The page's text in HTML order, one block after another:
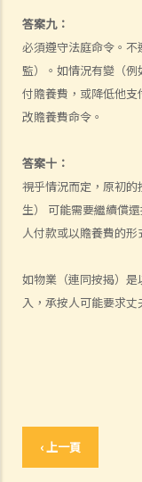
答案九：
必須遵守法庭命令。
監）。如情況有變（
付贍養費，或降低他
改贍養費命令。
答案十：
視乎情況而定，原初
生） 可能需要繼續償
人付款或以贍養費的形
如物業（連同按揭）
入，承按人可能要求丈
‹ 上一頁
2. 如果我的配偶被送進
以依靠甚麼基礎？如果
對於2年或更長時間的
2. 如何申請離婚？（連
1. 當我收到配偶的離
自己處理嗎？
2. 我在香港以外的地
海外政府也沒有為我們
請離婚？
和其他文件送達他/她？
4. 如果呈請人和答辯人
7. 在暫准離婚令被批
（表格5），答辯人可